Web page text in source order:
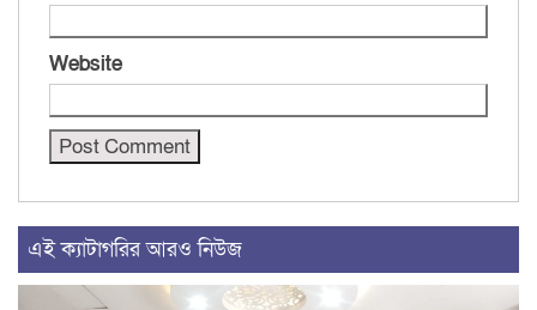
Website
এই ক্যাটাগরির আরও নিউজ